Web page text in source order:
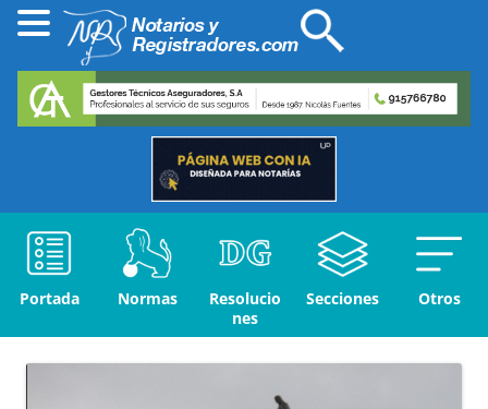
Portada Normas
Resolucio
nes
Secciones Otros